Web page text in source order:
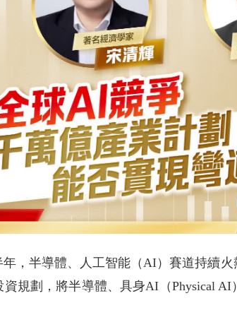
，半導體、人工智能（AI）賽道持續
規劃，將半導體、具身AI（Physical